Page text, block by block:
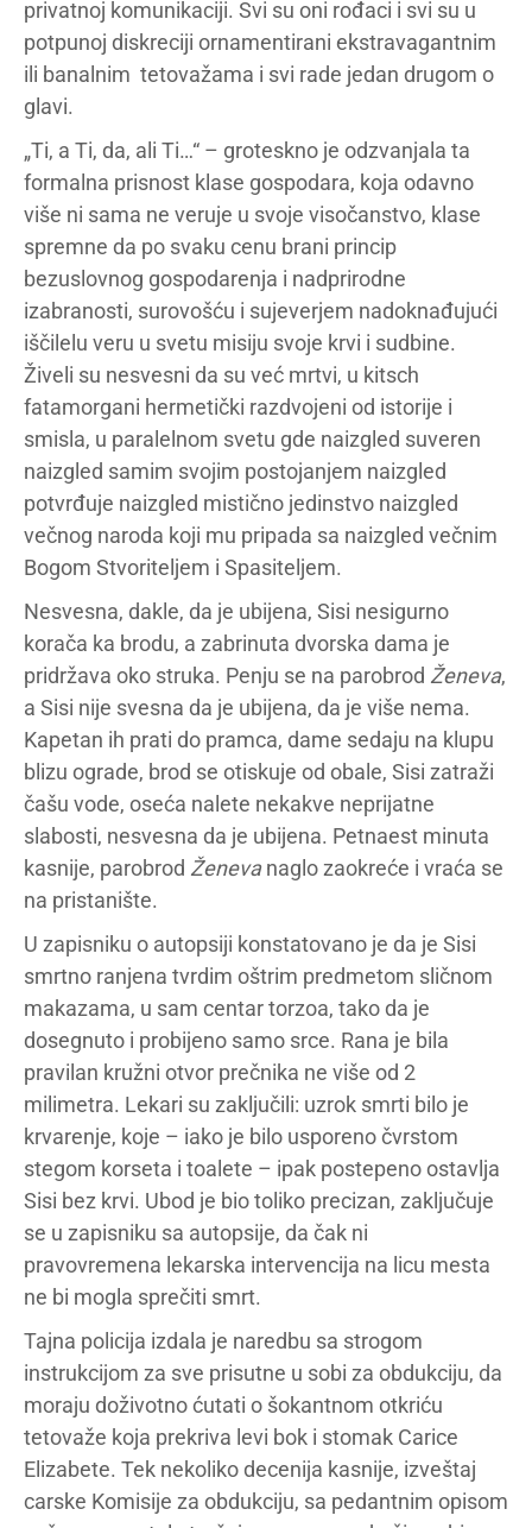
privatnoj komunikaciji. Svi su oni rođaci i svi su u
potpunoj diskreciji ornamentirani ekstravagantnim
ili banalnim tetovažama i svi rade jedan drugom o
glavi.
„Ti, a Ti, da, ali Ti…“ – groteskno je odzvanjala ta
formalna prisnost klase gospodara, koja odavno
više ni sama ne veruje u svoje visočanstvo, klase
spremne da po svaku cenu brani princip
bezuslovnog gospodarenja i nadprirodne
izabranosti, surovošću i sujeverjem nadoknađujući
iščilelu veru u svetu misiju svoje krvi i sudbine.
Živeli su nesvesni da su već mrtvi, u kitsch
fatamorgani hermetički razdvojeni od istorije i
smisla, u paralelnom svetu gde naizgled suveren
naizgled samim svojim postojanjem naizgled
potvrđuje naizgled mistično jedinstvo naizgled
večnog naroda koji mu pripada sa naizgled večnim
Bogom Stvoriteljem i Spasiteljem.
Nesvesna, dakle, da je ubijena, Sisi nesigurno
korača ka brodu, a zabrinuta dvorska dama je
pridržava oko struka. Penju se na parobrod Ženeva,
a Sisi nije svesna da je ubijena, da je više nema.
Kapetan ih prati do pramca, dame sedaju na klupu
blizu ograde, brod se otiskuje od obale, Sisi zatraži
čašu vode, oseća nalete nekakve neprijatne
slabosti, nesvesna da je ubijena. Petnaest minuta
kasnije, parobrod Ženevanaglo zaokreće i vraća se
na pristanište.
U zapisniku o autopsiji konstatovano je da je Sisi
smrtno ranjena tvrdim oštrim predmetom sličnom
makazama, u sam centar torzoa, tako da je
dosegnuto i probijeno samo srce. Rana je bila
pravilan kružni otvor prečnika ne više od 2
milimetra. Lekari su zaključili: uzrok smrti bilo je
krvarenje, koje – iako je bilo usporeno čvrstom
stegom korseta i toalete – ipak postepeno ostavlja
Sisi bez krvi. Ubod je bio toliko precizan, zaključuje
se u zapisniku sa autopsije, da čak ni
pravovremena lekarska intervencija na licu mesta
ne bi mogla sprečiti smrt.
Tajna policija izdala je naredbu sa strogom
instrukcijom za sve prisutne u sobi za obdukciju, da
moraju doživotno ćutati o šokantnom otkriću
tetovaže koja prekriva levi bok i stomak Carice
Elizabete. Tek nekoliko decenija kasnije, izveštaj
carske Komisije za obdukciju, sa pedantnim opisom